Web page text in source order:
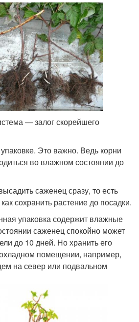
— залог скорейшего
Это важно. Ведь корни
во влажном состоянии до
саженец сразу, то есть
сохранить растение до посадки.
упаковка содержит влажные
саженец спокойно может
до 10 дней. Но хранить его
помещении, например,
на север или подвальном